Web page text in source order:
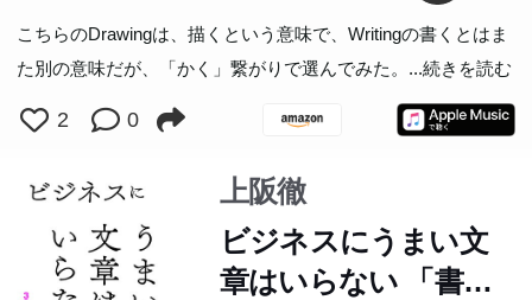
こちらのDrawingは、描くという意味で、Writingの書くとはま
た別の意味だが、「かく」繋がりで選んでみた。 ...続きを読む
2 0
上阪徹
ビジネスにうまい文
章はいらない 「書き